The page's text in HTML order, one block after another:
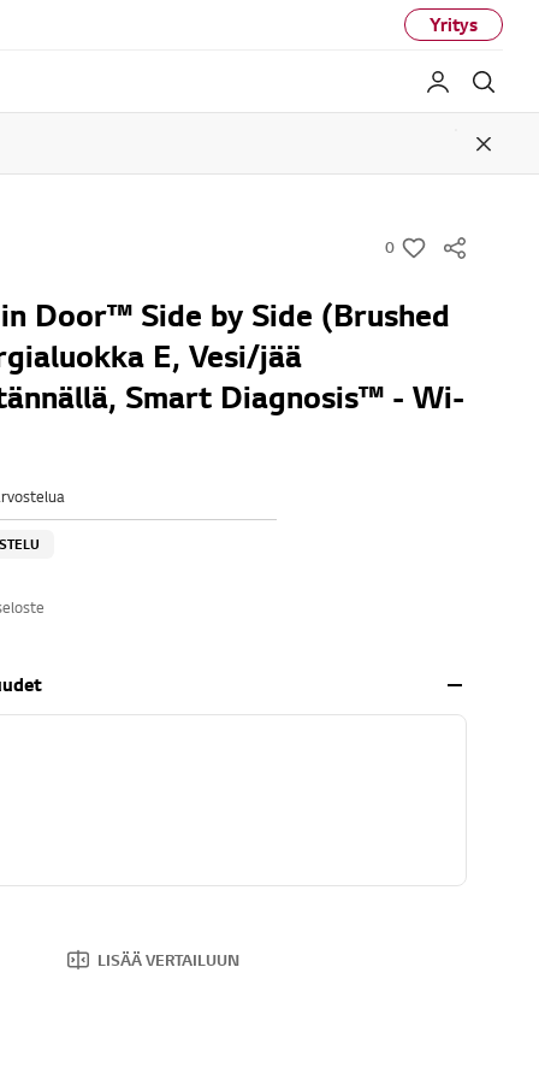
Yritys
My LG
Close
0
w
s
Door™ Side by Side (Brushed
E, Vesi/jää
Smart Diagnosis™ - Wi-
LISÄÄ VERTAILUUN